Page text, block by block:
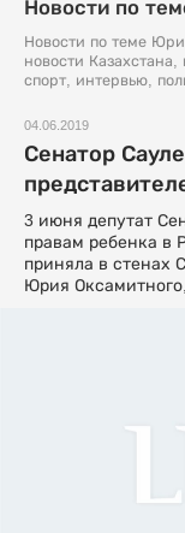
Новости по
Новости по теме
новости
спорт, интервью,
04.06.2019
Сенатор
3 июня депутат
правам ребенка в
приняла в стенах
Юрия